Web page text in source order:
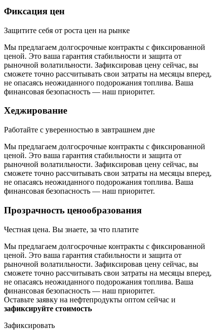
Фиксация цен
Защитите себя от роста цен на рынке
Мы предлагаем долгосрочные контракты с фиксированной
ценой. Это ваша гарантия стабильности и защита от
рыночной волатильности. Зафиксировав цену сейчас, вы
сможете точно рассчитывать свои затраты на месяцы вперед,
не опасаясь неожиданного подорожания топлива. Ваша
финансовая безопасность — наш приоритет.
Хеджирование
Работайте с уверенностью в завтрашнем дне
Мы предлагаем долгосрочные контракты с фиксированной
ценой. Это ваша гарантия стабильности и защита от
рыночной волатильности. Зафиксировав цену сейчас, вы
сможете точно рассчитывать свои затраты на месяцы вперед,
не опасаясь неожиданного подорожания топлива. Ваша
финансовая безопасность — наш приоритет.
Прозрачность ценообразования
Честная цена. Вы знаете, за что платите
Мы предлагаем долгосрочные контракты с фиксированной
ценой. Это ваша гарантия стабильности и защита от
рыночной волатильности. Зафиксировав цену сейчас, вы
сможете точно рассчитывать свои затраты на месяцы вперед,
не опасаясь неожиданного подорожания топлива. Ваша
финансовая безопасность — наш приоритет.
Оставьте заявку на нефтепродукты оптом сейчас и
зафиксируйте стоимость
Зафиксировать